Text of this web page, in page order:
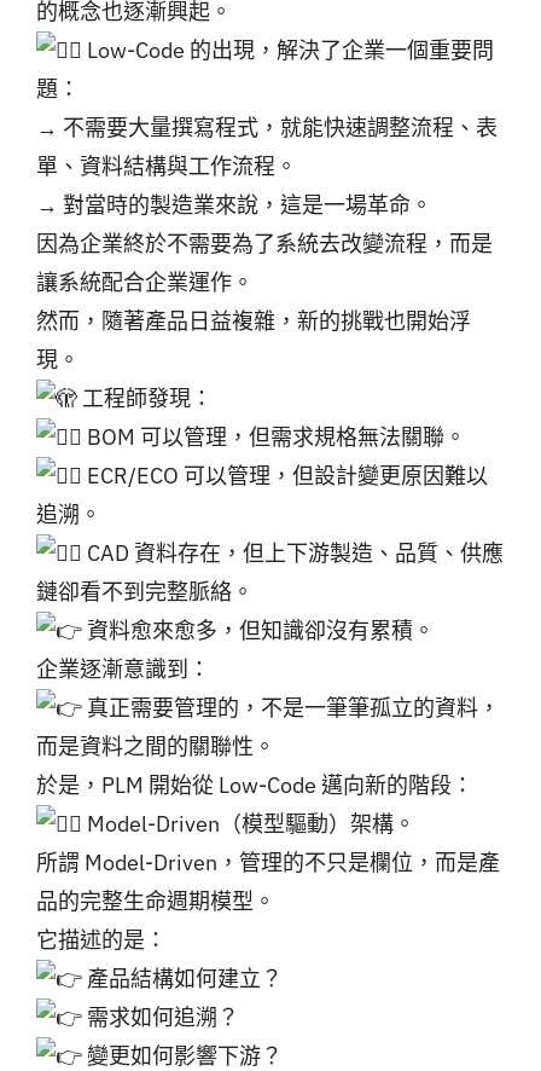
的概念也逐漸興起。
Low-Code 的出現，解決了企業一個重要問
題：
→ 不需要大量撰寫程式，就能快速調整流程、表
單、資料結構與工作流程。
→ 對當時的製造業來說，這是一場革命。
因為企業終於不需要為了系統去改變流程，而是
讓系統配合企業運作。
然而，隨著產品日益複雜，新的挑戰也開始浮
現。
工程師發現：
BOM 可以管理，但需求規格無法關聯。
ECR/ECO 可以管理，但設計變更原因難以
追溯。
CAD 資料存在，但上下游製造、品質、供應
鏈卻看不到完整脈絡。
資料愈來愈多，但知識卻沒有累積。
企業逐漸意識到：
真正需要管理的，不是一筆筆孤立的資料，
而是資料之間的關聯性。
於是，PLM 開始從 Low-Code 邁向新的階段：
Model-Driven（模型驅動）架構。
所謂 Model-Driven，管理的不只是欄位，而是產
品的完整生命週期模型。
它描述的是：
產品結構如何建立？
需求如何追溯？
變更如何影響下游？